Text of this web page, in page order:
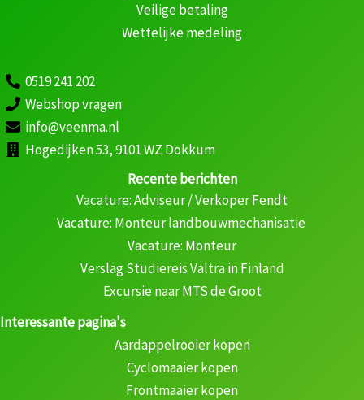
Veilige betaling
Wettelijke medeling
0519 241 202
Webshop vragen
info@veenma.nl
Hogedijken 53, 9101 WZ Dokkum
Recente berichten
Vacature: Adviseur / Verkoper Fendt
Vacature: Monteur landbouwmechanisatie
Vacature: Monteur
Verslag Studiereis Valtra in Finland
Excursie naar MTS de Groot
Interessante pagina's
Aardappelrooier kopen
Cyclomaaier kopen
Frontmaaier kopen